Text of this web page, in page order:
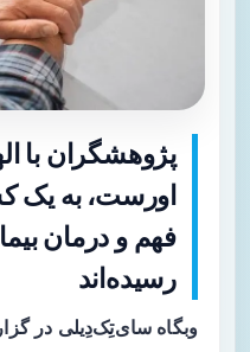
پژوهشگران با
اورست، به یک
فهم و درمان
رسیده‌اند
وبگاه سای‌تِک‌دِیلی در